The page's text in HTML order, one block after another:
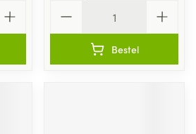
Bestel